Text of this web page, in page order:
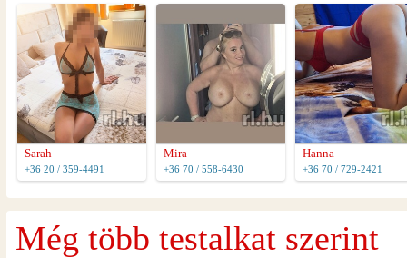
Sarah
+36 20 / 359-4491
Mira
+36 70 / 558-6430
Hanna
+36 70 / 729-2421
Még több testalkat szerint